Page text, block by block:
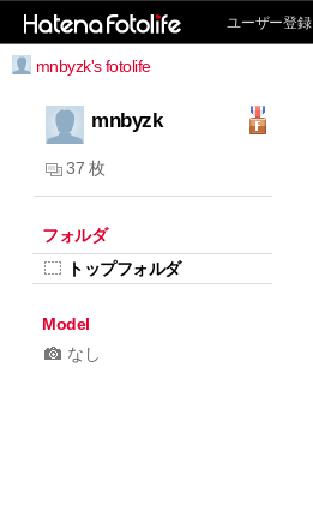
ユーザー登録
mnbyzk's fotolife
mnbyzk
37 枚
フォルダ
トップフォルダ
Model
なし